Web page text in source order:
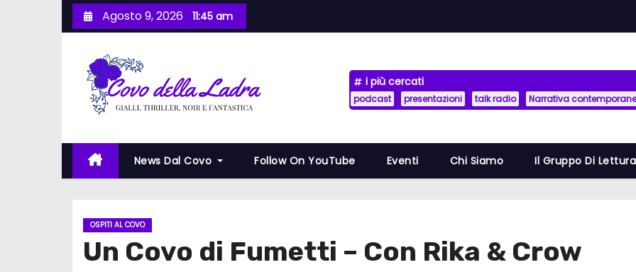
a
c
Agosto 9, 2026 11:45 am
i più cercati
podcast presentazioni talk radio Narrativa
News Dal Covo Follow On YouTube Eventi Chi Siamo Il Gruppo Di Lettura
OSPITI AL COVO
Un Covo di Fumetti – Con Rika & Crow